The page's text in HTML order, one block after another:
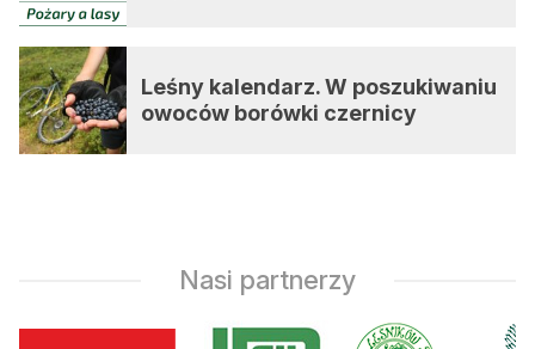
Leśny kalendarz. W poszukiwaniu
owoców borówki czernicy
Nasi partnerzy